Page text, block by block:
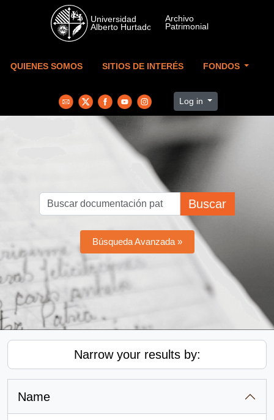
Skip to main content
QUIENES SOMOS SITIOS DE INTERÉS FONDOS
Log in
Buscar
Búsqueda Avanzada »
Narrow your results by:
Name